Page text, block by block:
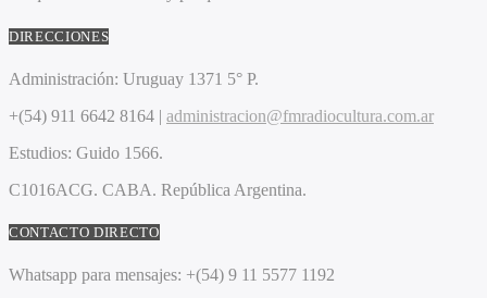
DIRECCIONES
Administración: Uruguay 1371 5° P.
+(54) 911 6642 8164 | administracion@fmradiocultura.com.ar
Estudios: Guido 1566.
C1016ACG. CABA. República Argentina.
CONTACTO DIRECTO
Whatsapp para mensajes: +(54) 9 11 5577 1192